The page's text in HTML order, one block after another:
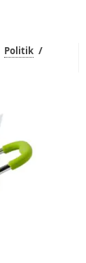
Politik /